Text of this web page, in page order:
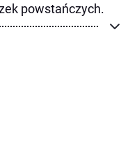
powstańczych.